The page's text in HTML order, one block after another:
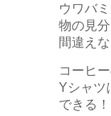
ウワバ
物の見
間違え
コーヒ
Yシャツ
できる！